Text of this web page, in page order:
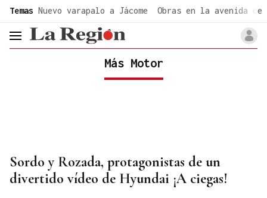
Temas Nuevo varapalo a Jácome Obras en la avenida de
header.menu.open
Más Motor
Sordo y Rozada, protagonistas de un
divertido vídeo de Hyundai ¡A ciegas!